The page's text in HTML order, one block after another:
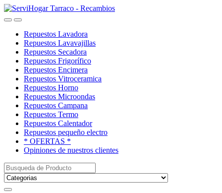
Saltar
a
saltar
al
OpenClose
Repuestos Lavadora
Repuestos Lavavajillas
Repuestos Secadora
Repuestos Frigorífico
Repuestos Encimera
Repuestos Vitroceramica
Repuestos Horno
Repuestos Microondas
Repuestos Campana
Repuestos Termo
Repuestos Calentador
Repuestos pequeño electro
* OFERTAS *
Opiniones de nuestros clientes
Buscar: